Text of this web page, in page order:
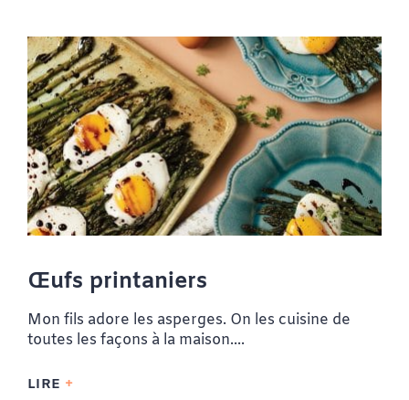
Œufs printaniers
Mon fils adore les asperges. On les cuisine de
toutes les façons à la maison....
LIRE